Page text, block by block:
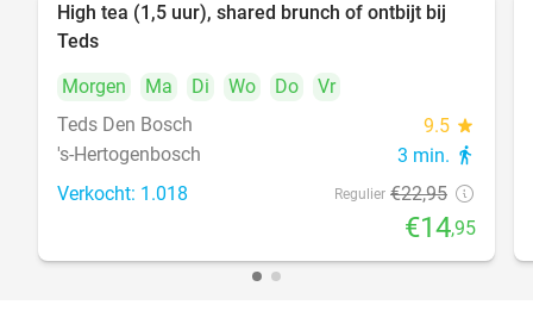
35%
High tea (1,5 uur), shared brunch of ontbijt bij
Teds
Morgen
Ma Di Wo Do
Vr
Teds Den Bosch
9.5 star
's-Hertogenbosch 3 min. directions_walk
Verkocht: 1.018 Regulier €22,95
€14,95